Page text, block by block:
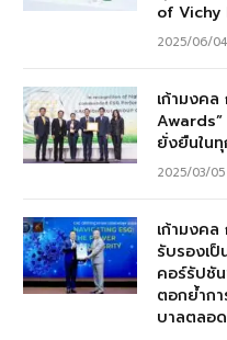
of Vichy
2025/06/04
เก้ามงคล
ยั่งยืนใน
2025/03/05
เก้ามงค
รับรองเ
คอร์รัปชั
ตอกย้ำก
บาลตลอ